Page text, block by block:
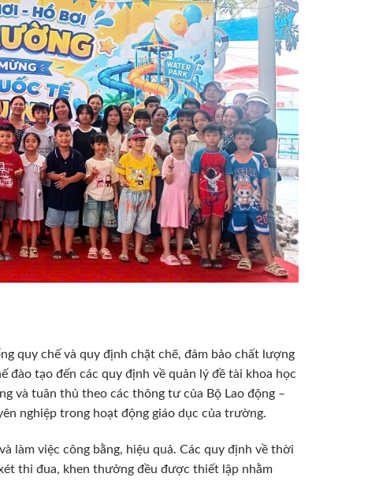
quy chế và quy định chặt chẽ, đảm bảo chất lượng
đào tạo đến các quy định về quản lý đề tài khoa học
và tuân thủ theo các thông tư của Bộ Lao động –
nghiệp trong hoạt động giáo dục của trường.
làm việc công bằng, hiệu quả. Các quy định về thời
thi đua, khen thưởng đều được thiết lập nhằm